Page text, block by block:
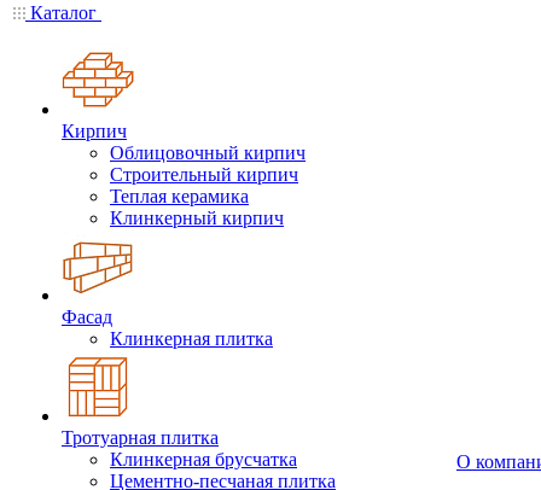
Каталог
Кирпич
Облицовочный кирпич
Строительный кирпич
Теплая керамика
Клинкерный кирпич
Фасад
Клинкерная плитка
Тротуарная плитка
Клинкерная брусчатка
Цементно-песчаная плитка
О